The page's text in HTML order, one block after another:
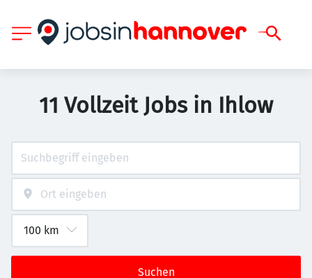
11 Vollzeit Jobs in Ihlow
Suchen